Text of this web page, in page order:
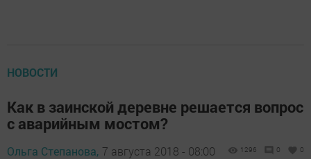
НОВОСТИ
Как в заинской деревне решается вопрос
с аварийным мостом?
Ольга Степанова, 7 августа 2018 - 08:00 1296 0 0